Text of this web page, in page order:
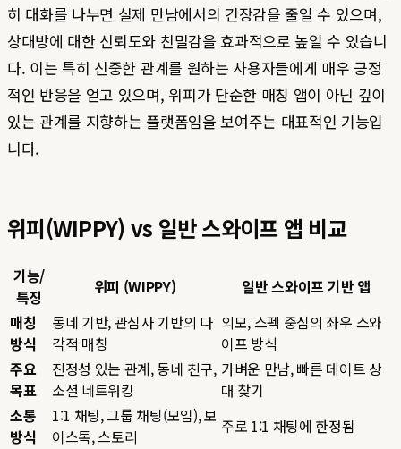
히 대화를 나누면 실제 만남에서의 긴장감을 줄일 수 있으며,
상대방에 대한 신뢰도와 친밀감을 효과적으로 높일 수 있습니
다. 이는 특히 신중한 관계를 원하는 사용자들에게 매우 긍정
적인 반응을 얻고 있으며, 위피가 단순한 매칭 앱이 아닌 깊이
있는 관계를 지향하는 플랫폼임을 보여주는 대표적인 기능입
니다.
위피(WIPPY) vs 일반 스와이프 앱 비교
기능/
특징
위피 (WIPPY)
일반 스와이프 기반 앱
매칭
방식
동네 기반, 관심사 기반의 다
각적 매칭
외모, 스펙 중심의 좌우 스와
이프 방식
주요
목표
진정성 있는 관계, 동네 친구,
소셜 네트워킹
가벼운 만남, 빠른 데이트 상
대 찾기
소통
방식
1:1 채팅, 그룹 채팅(모임), 보
이스톡, 스토리
주로 1:1 채팅에 한정됨